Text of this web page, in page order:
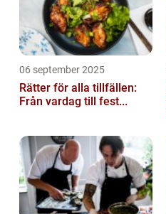
06 september 2025
Rätter för alla tillfällen:
Från vardag till fest...